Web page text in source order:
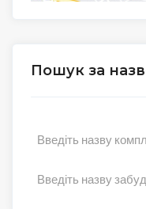
Пошук за
Введіть назву
Введіть назву